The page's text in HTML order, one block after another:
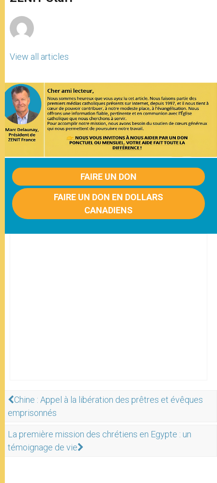
p e k
View all articles
FAIRE UN DON
FAIRE UN DON EN DOLLARS
CANADIENS
Chine : Appel à la libération des prêtres et évêques
emprisonnés
La première mission des chrétiens en Egypte : un
témoignage de vie